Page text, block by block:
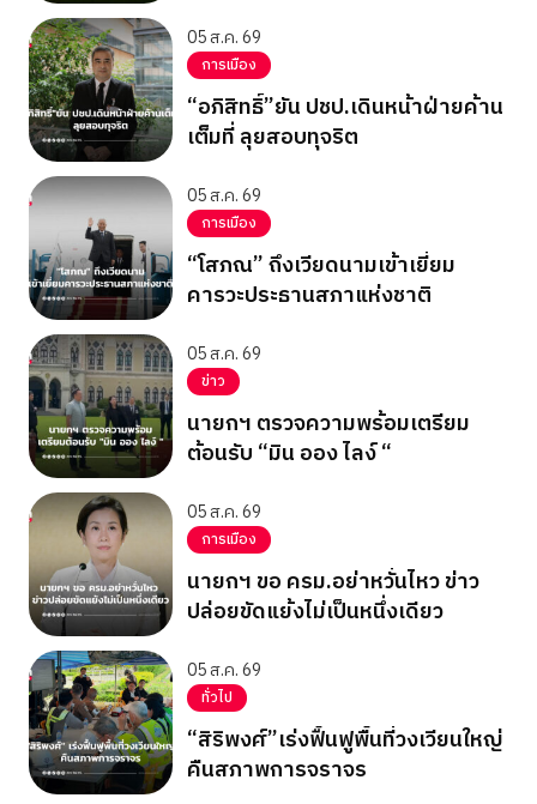
05 ส.ค. 69
การเมือง
“อภิสิทธิ์”ยัน ปชป.เดินหน้าฝ่ายค้าน
เต็มที่ ลุยสอบทุจริต
05 ส.ค. 69
การเมือง
“โสภณ” ถึงเวียดนามเข้าเยี่ยม
คารวะประธานสภาแห่งชาติ
05 ส.ค. 69
ข่าว
นายกฯ ตรวจความพร้อมเตรียม
ต้อนรับ “มิน ออง ไลง์ “
05 ส.ค. 69
การเมือง
นายกฯ ขอ ครม.อย่าหวั่นไหว ข่าว
ปล่อยขัดแย้งไม่เป็นหนึ่งเดียว
05 ส.ค. 69
ทั่วไป
“สิริพงศ์”เร่งฟื้นฟูพื้นที่วงเวียนใหญ่
คืนสภาพการจราจร